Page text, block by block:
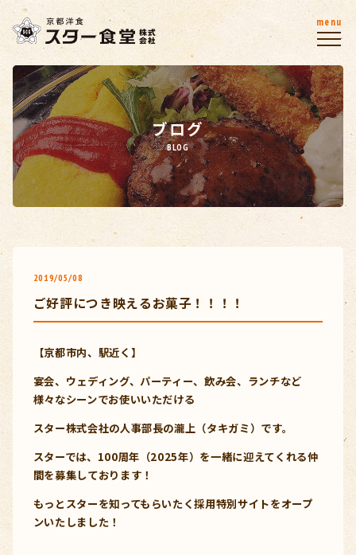
menu
ブログ
BLOG
2019/05/08
ご好評につき映えるお菓子！！！！
【京都市内、駅近く】
宴会、ウェディング、パーティー、飲み会、ランチなど
様々なシーンでお使いいただける
スター株式会社の人事部長の瀧上（タキガミ）です。
スターでは、100周年（2025年）を一緒に迎えてくれる仲
間を募集しております！
もっとスターを知ってもらいたく採用特別サイトをオープ
ンいたしました！